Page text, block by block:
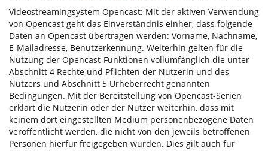
Videostreamingsystem Opencast: Mit der aktiven Verwendung
von Opencast geht das Einverständnis einher, dass folgende
Daten an Opencast übertragen werden: Vorname, Nachname,
E-Mailadresse, Benutzerkennung. Weiterhin gelten für die
Nutzung der Opencast-Funktionen vollumfänglich die unter
Abschnitt 4 Rechte und Pflichten der Nutzerin und des
Nutzers und Abschnitt 5 Urheberrecht genannten
Bedingungen. Mit der Bereitstellung von Opencast-Serien
erklärt die Nutzerin oder der Nutzer weiterhin, dass mit
keinem dort eingestellten Medium personenbezogene Daten
veröffentlicht werden, die nicht von den jeweils betroffenen
Personen hierfür freigegeben wurden. Dies gilt auch für